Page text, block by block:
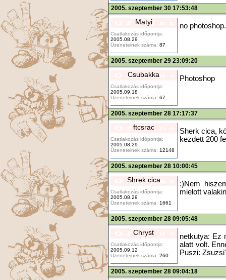
2005. szeptember 30 17:53:48
Matyi
Csatlakozás időpontja:
2005.08.29
Üzeneteinek száma: 87
no photoshop.
2005. szeptember 29 23:09:20
Csubakka
Csatlakozás időpontja:
2005.09.18
Üzeneteinek száma: 67
Photoshop
2005. szeptember 28 17:17:37
ftcsrac
Csatlakozás időpontja:
2005.08.29
Üzeneteinek száma: 12148
Sherk cica,
kezdett 200
2005. szeptember 28 10:00:45
Shrek cica
Csatlakozás időpontja:
2005.08.29
Üzeneteinek száma: 1661
:)Nem
mielott
2005. szeptember 28 09:05:48
Chryst
Csatlakozás időpontja:
2005.09.12
Üzeneteinek száma: 260
netkutya: Ez
alatt volt.
Puszi:
2005. szeptember 28 09:04:18